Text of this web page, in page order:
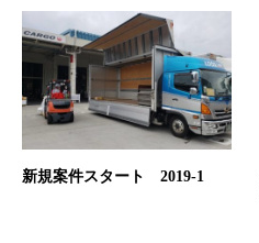
新規案件スタート 2019-1